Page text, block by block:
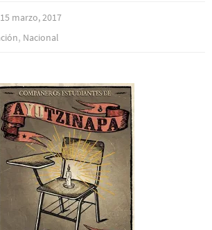
15 marzo, 2017
, Nacional